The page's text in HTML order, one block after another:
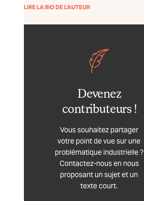
LIRE LA BIO DE L'AUTEUR
Devenez
contributeurs !
Vous souhaitez partager
votre point de vue sur une
problématique industrielle ?
Contactez-nous en nous
proposant un sujet et un
texte court.